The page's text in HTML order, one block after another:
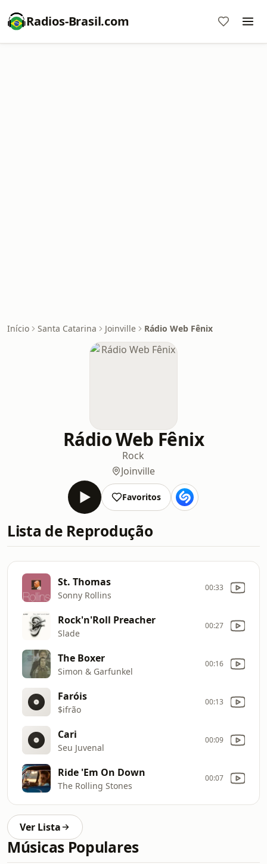
Radios-Brasil.com
Início Santa Catarina Joinville Rádio Web Fênix
Rádio Web Fênix
Rock
Joinville
Favoritos
Lista de Reprodução
St. Thomas
Sonny Rollins
00:33
Rock'n'Roll Preacher
Slade
00:27
The Boxer
Simon & Garfunkel
00:16
Faróis
$ifrão
00:13
Cari
Seu Juvenal
00:09
Ride 'Em On Down
The Rolling Stones
00:07
Ver Lista
Músicas Populares